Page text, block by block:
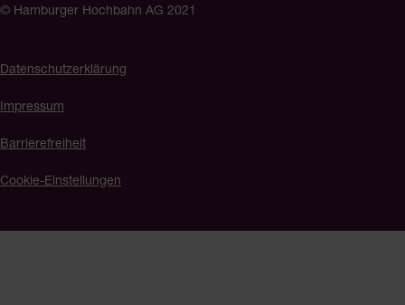
© Hamburger Hochbahn AG 2021
Datenschutzerklärung
Impressum
Barrierefreiheit
Cookie-Einstellungen